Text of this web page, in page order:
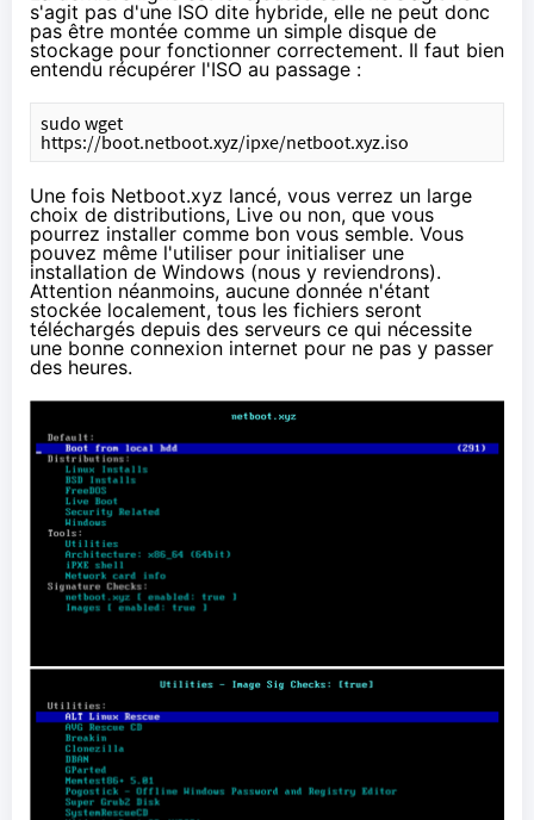
s'agit pas d'une ISO dite hybride, elle ne peut donc
pas être montée comme un simple disque de
stockage pour fonctionner correctement. Il faut bien
entendu récupérer l'ISO au passage :
sudo wget
https://boot.netboot.xyz/ipxe/netboot.xyz.iso
Une fois Netboot.xyz lancé, vous verrez un large
choix de distributions, Live ou non, que vous
pourrez installer comme bon vous semble. Vous
pouvez même l'utiliser pour initialiser une
installation de Windows (nous y reviendrons).
Attention néanmoins, aucune donnée n'étant
stockée localement, tous les fichiers seront
téléchargés depuis des serveurs ce qui nécessite
une bonne connexion internet pour ne pas y passer
des heures.